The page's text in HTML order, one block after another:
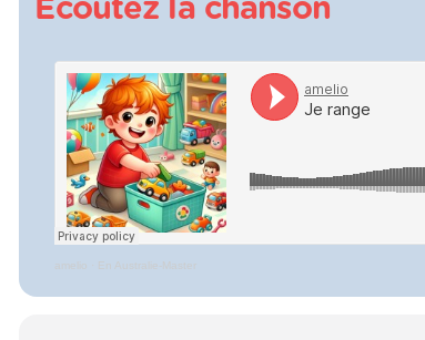
Écoutez la chanson
amelio En Australie-Master